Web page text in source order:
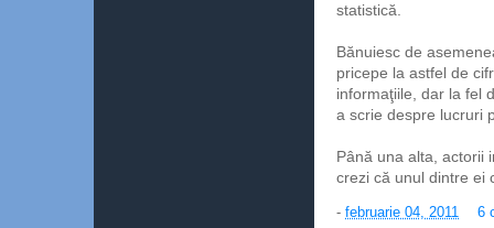
statistică.
Bănuiesc de
pricepe la astfel de
informaţiile, dar la fel
a scrie despre lucruri
Până una alta, actorii
crezi că unul dintre ei
- februarie 04, 2011 6